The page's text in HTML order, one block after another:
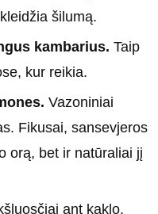
šilumą.
kambarius. Taip
kur reikia.
Vazoniniai
Fikusai, sansevjeros
orą, bet ir natūraliai jį
ant kaklo,